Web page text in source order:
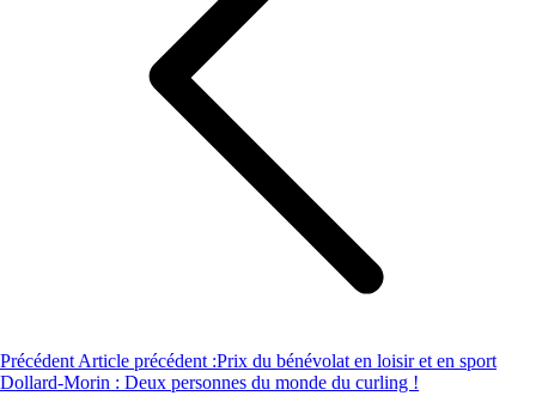
Précédent Article précédent :Prix du bénévolat en loisir et en sport
Dollard-Morin : Deux personnes du monde du curling !